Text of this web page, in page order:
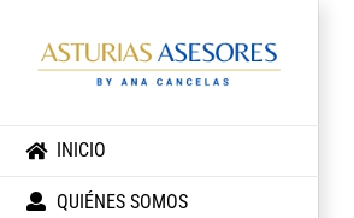
INICIO
QUIÉNES SOMOS